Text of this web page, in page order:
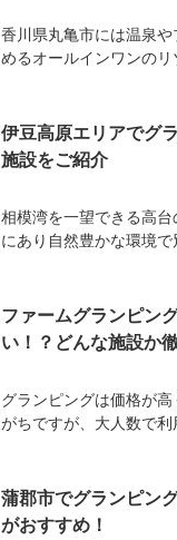
香川県丸亀市には温泉
めるオールインワンのリ
伊豆高原エリアでグ
施設をご紹介
相模湾を一望できる高
にあり自然豊かな環境で
ファームグランピン
い！？どんな施設か
グランピングは価格が
がちですが、大人数で利
蒲郡市でグランピン
がおすすめ！